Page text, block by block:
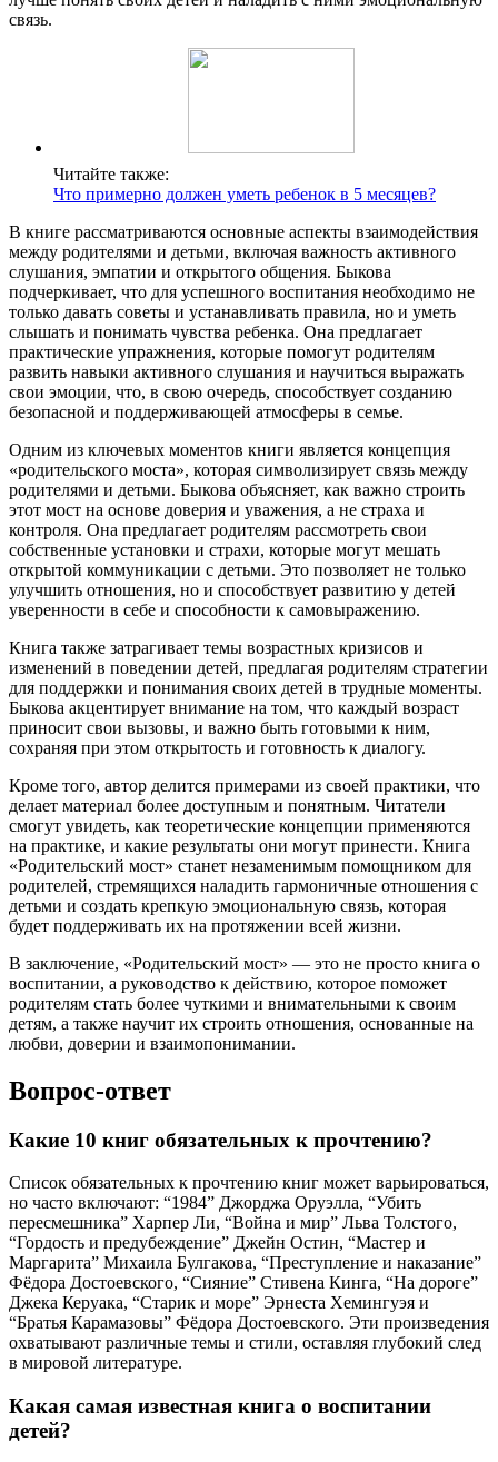
связь.
Читайте также:
Что примерно должен уметь ребенок в 5 месяцев?
В книге рассматриваются основные аспекты взаимодействия
между родителями и детьми, включая важность активного
слушания, эмпатии и открытого общения. Быкова
подчеркивает, что для успешного воспитания необходимо не
только давать советы и устанавливать правила, но и уметь
слышать и понимать чувства ребенка. Она предлагает
практические упражнения, которые помогут родителям
развить навыки активного слушания и научиться выражать
свои эмоции, что, в свою очередь, способствует созданию
безопасной и поддерживающей атмосферы в семье.
Одним из ключевых моментов книги является концепция
«родительского моста», которая символизирует связь между
родителями и детьми. Быкова объясняет, как важно строить
этот мост на основе доверия и уважения, а не страха и
контроля. Она предлагает родителям рассмотреть свои
собственные установки и страхи, которые могут мешать
открытой коммуникации с детьми. Это позволяет не только
улучшить отношения, но и способствует развитию у детей
уверенности в себе и способности к самовыражению.
Книга также затрагивает темы возрастных кризисов и
изменений в поведении детей, предлагая родителям стратегии
для поддержки и понимания своих детей в трудные моменты.
Быкова акцентирует внимание на том, что каждый возраст
приносит свои вызовы, и важно быть готовыми к ним,
сохраняя при этом открытость и готовность к диалогу.
Кроме того, автор делится примерами из своей практики, что
делает материал более доступным и понятным. Читатели
смогут увидеть, как теоретические концепции применяются
на практике, и какие результаты они могут принести. Книга
«Родительский мост» станет незаменимым помощником для
родителей, стремящихся наладить гармоничные отношения с
детьми и создать крепкую эмоциональную связь, которая
будет поддерживать их на протяжении всей жизни.
В заключение, «Родительский мост» — это не просто книга о
воспитании, а руководство к действию, которое поможет
родителям стать более чуткими и внимательными к своим
детям, а также научит их строить отношения, основанные на
любви, доверии и взаимопонимании.
Вопрос-ответ
Какие 10 книг обязательных к прочтению?
Список обязательных к прочтению книг может варьироваться,
но часто включают: “1984” Джорджа Оруэлла, “Убить
пересмешника” Харпер Ли, “Война и мир” Льва Толстого,
“Гордость и предубеждение” Джейн Остин, “Мастер и
Маргарита” Михаила Булгакова, “Преступление и наказание”
Фёдора Достоевского, “Сияние” Стивена Кинга, “На дороге”
Джека Керуака, “Старик и море” Эрнеста Хемингуэя и
“Братья Карамазовы” Фёдора Достоевского. Эти произведения
охватывают различные темы и стили, оставляя глубокий след
в мировой литературе.
Какая самая известная книга о воспитании
детей?